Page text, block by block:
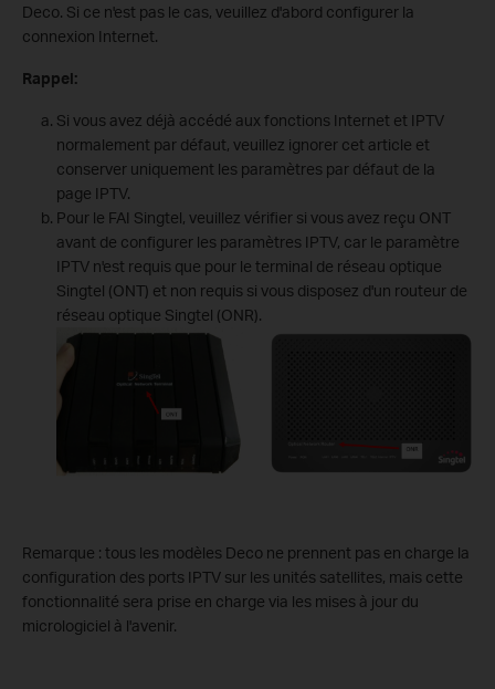
Deco. Si ce n'est pas le cas, veuillez d'abord configurer la
connexion Internet.
Rappel:
Si vous avez déjà accédé aux fonctions Internet et IPTV
normalement par défaut, veuillez ignorer cet article et
conserver uniquement les paramètres par défaut de la
page IPTV.
Pour le FAI Singtel, veuillez vérifier si vous avez reçu ONT
avant de configurer les paramètres IPTV, car le paramètre
IPTV n'est requis que pour le terminal de réseau optique
Singtel (ONT) et non requis si vous disposez d'un routeur de
réseau optique Singtel (ONR).
Remarque : tous les modèles Deco ne prennent pas en charge la
configuration des ports IPTV sur les unités satellites, mais cette
fonctionnalité sera prise en charge via les mises à jour du
micrologiciel à l'avenir.